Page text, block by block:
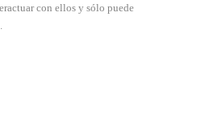
con ellos y sólo puede